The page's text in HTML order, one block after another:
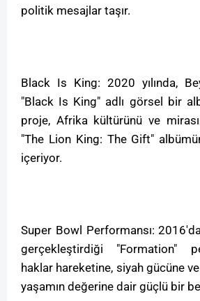
politik mesajlar taşır.
Black Is King: 2020 yılında,
"Black Is King" adlı görsel bir
proje, Afrika kültürünü ve
"The Lion King: The Gift"
içeriyor.
Super Bowl Performansı:
gerçekleştirdiği "Formation"
haklar hareketine, siyah gücüne
yaşamın değerine dair güçlü bir